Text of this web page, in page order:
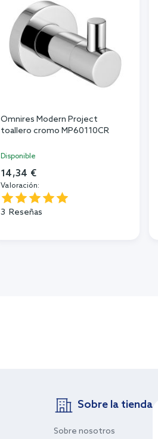
Omnires Modern Project
toallero cromo MP60110CR
Disponible
14,34 €
Valoración:
3 Reseñas
Sobre la tienda
Sobre nosotros